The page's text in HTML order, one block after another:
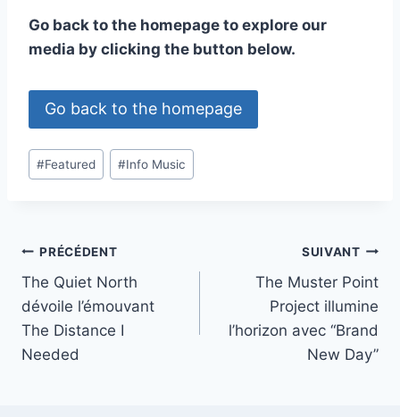
Go back to the homepage to explore our
media by clicking the button below.
Go back to the homepage
Étiquettes
de
#Featured #Info Music
Navigation
de
l’article
PRÉCÉDENT
The Quiet North
dévoile l’émouvant
The Distance I
Needed
SUIVANT
The Muster Point
Project illumine
l’horizon avec “Brand
New Day”